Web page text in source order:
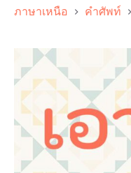
ภาษาเหนือ คำศัพท์